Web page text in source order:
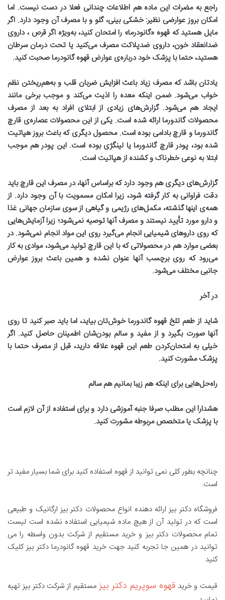
راجع به مضرات این ماده هم اطلاعات چندانی فعلا در دست نیست. اما
امکان بروز عوارضی نظیر: خشکی بینی، گلو و با مصرف آن وجود دارد. اگر
مایل هستید که قهوه «گانودرما» را امتحان کنید، به‌ویژه اگر قرص ، داروی
ضدانعقاد خون، داروی ضدپلاکت مصرف می‌کنید یا تحت درمان سرطان
هستید، حتما با پزشک خود درباره‌ی عوارض قهوه گانودرما صحبت کنید.
یادتان باشد که مصرف زیاد باعث افزایش ضربان قلب و به‌هم‌ریختن نظم
خواب می‌شود. ضمن اینکه معده را اذیت می‌کند و موجب برخی مانند
ایجاد هم می‌شود. گزارش‌های زیادی از ابتلای افراد به بعد از مصرف
محصولات گاندورما ارائه شده است. یکی از این محصولات عصاره‌ی قارچ
گاندورما و قارچ بادامی بوده است. محصول دیگری که باعث بروز هپاتیت
شده بود، پودر قارچ گاندورما یا لینگژی بوده است. این پودر هم موجب
ابتلا به نوعی خطرناک و کشنده از هپاتیت است.
گزارش‌های دیگری هم وجود دارد که براساس آنها، در مصرف این قارچ باید
دقت فراوانی به کار گرفته شود، زیرا امکان مسمویت با آن وجود دارد. از
همه‌ی اینها گذشته، مکمل‌های رژیمی و گیاهی از سوی سازمان جهانی غذا
و دارو مورد تأیید نیستند و مصرف آنها توصیه نمی‌شود؛ زیرا آزمایش‌هایی
که روی داروهای شیمیایی انجام می‌گیرد روی این مواد انجام نمی‌شود. در
بعضی موارد هم در محصولاتی که با این قارچ تولید می‌شود، موادی به کار
می‌رود که روی برچسب آنها عنوان نشده و همین باعث بروز عوارض
جانبی مختلف می‌شود.
در آخر
شاید از طعم تلخ قهوه گاندورما خوش‌تان بیاید، اما باید صبر کنید تا روی
آنها صورت بگیرد و از مفید و سالم بودن‌شان اطمینان حاصل کنید. اگر
خیلی به امتحان‌کردن طعم این قهوه علاقه دارید، قبل از مصرف حتما با
پزشک مشورت کنید.
راه‌حل‌هایی برای اینکه هم زیبا بمانیم هم سالم
هشدار!این مطلب صرفا جنبه آموزشی دارد و برای استفاده از آن لازم است
با پزشک یا متخصص مربوطه مشورت کنید.
چنانچه بطور کلی نمی توانید از قهوه استفاده کنید برای شما بسیار مفید تر
است.
فروشگاه دکتر بیز ارائه دهنده انواع محصولات دکتر بیز ارگانیک و طبیعی
است که در تولید آن از هیچ ماده شیمیایی استفاده نشده است لیست
تمام محصولات دکتر بیز و خرید مستقیم از شرکت بدون واسطه را می
توانید در همین جا تجربه کنید جهت خريد قهوه گانودرما دكتر بيز کلیک
کنید
قیمت و خریدقهوه سوپریم دکتر بیزمستقیم از شرکت دکتر بیز تهیه